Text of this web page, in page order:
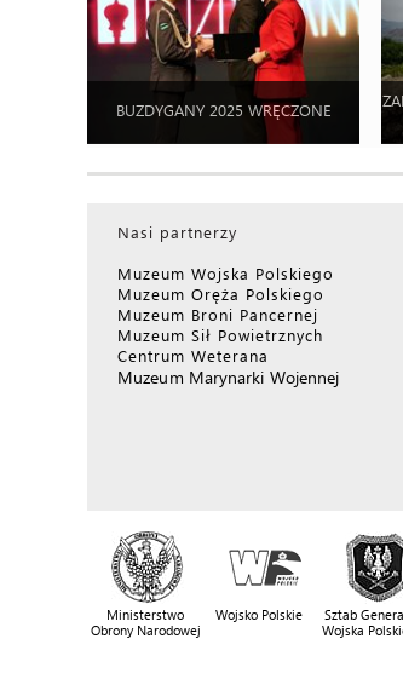
BUZDYGANY 2025 WRĘCZONE
Nasi partnerzy
Muzeum Wojska Polskiego
Muzeum Oręża Polskiego
Muzeum Broni Pancernej
Muzeum Sił Powietrznych
Centrum Weterana
Muzeum Marynarki Wojennej
Ministerstwo
Obrony Narodowej
Wojsko Polskie
Sztab
Wojska